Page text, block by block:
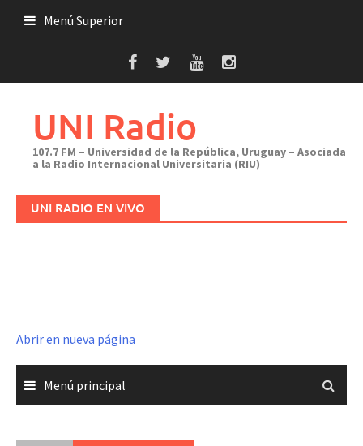
Menú Superior
UNI Radio
107.7 FM – Universidad de la República, Uruguay – Asociada
a la Radio Internacional Universitaria (RIU)
UNI RADIO EN VIVO
Abrir en nueva página
Menú principal